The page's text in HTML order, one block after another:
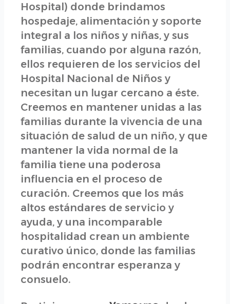
Hospital) donde brindamos
hospedaje, alimentación y soporte
integral a los niños y niñas, y sus
familias, cuando por alguna razón,
ellos requieren de los servicios del
Hospital Nacional de Niños y
necesitan un lugar cercano a éste.
Creemos en mantener unidas a las
familias durante la vivencia de una
situación de salud de un niño, y que
mantener la vida normal de la
familia tiene una poderosa
influencia en el proceso de
curación. Creemos que los más
altos estándares de servicio y
ayuda, y una incomparable
hospitalidad crean un ambiente
curativo único, donde las familias
podrán encontrar esperanza y
consuelo.